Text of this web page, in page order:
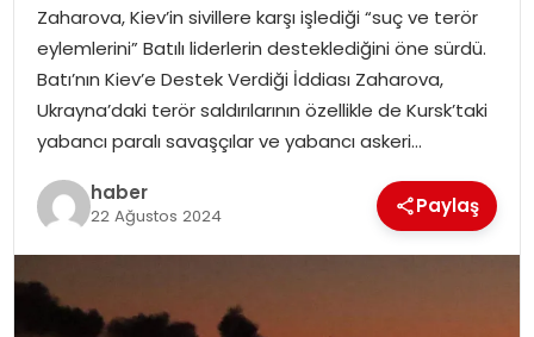
YAŞAM
MAGAZIN
SOSYAL HABER
Zaharova, Kiev’in sivillere karşı işlediği “suç ve terör
eylemlerini” Batılı liderlerin desteklediğini öne sürdü.
Batı’nın Kiev’e Destek Verdiği İddiası Zaharova,
Ukrayna’daki terör saldırılarının özellikle de Kursk’taki
yabancı paralı savaşçılar ve yabancı askeri…
haber
22 Ağustos 2024 Paylaş